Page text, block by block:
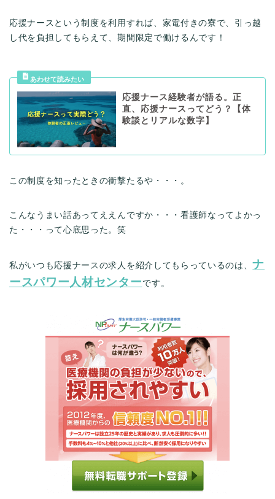
応援ナースという制度を利用すれば、家電付きの寮で、引っ越
し代を負担してもらえて、期間限定で働けるんです！
応援ナース経験者が語る。正
直、応援ナースってどう？【体
験談とリアルな数字】
この制度を知ったときの衝撃たるや・・・。
こんなうまい話あってええんですか・・・看護師なってよかっ
た・・・って心底思った。笑
私がいつも応援ナースの求人を紹介してもらっているのは、ナ
ースパワー人材センター です。